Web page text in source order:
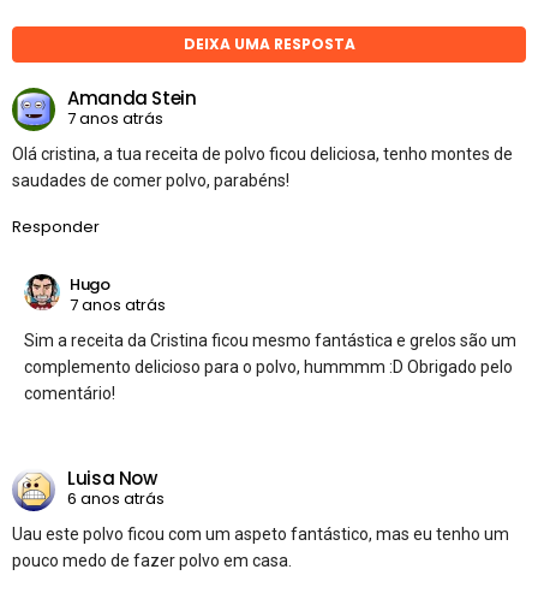
DEIXA UMA RESPOSTA
Amanda Stein
7 anos atrás
Olá cristina, a tua receita de polvo ficou deliciosa, tenho montes de
saudades de comer polvo, parabéns!
Responder
Hugo
7 anos atrás
Sim a receita da Cristina ficou mesmo fantástica e grelos são um
complemento delicioso para o polvo, hummmm :D Obrigado pelo
comentário!
Luisa Now
6 anos atrás
Uau este polvo ficou com um aspeto fantástico, mas eu tenho um
pouco medo de fazer polvo em casa.